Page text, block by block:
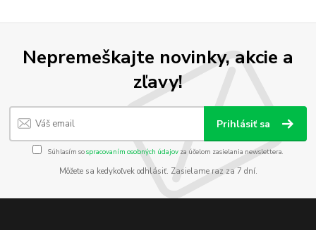
Nepremeškajte novinky, akcie a
zľavy!
Prihlásiť sa
Súhlasím sospracovaním osobných údajov za účelom zasielania newslettera.
Môžete sa kedykoľvek odhlásiť. Zasielame raz za 7 dní.